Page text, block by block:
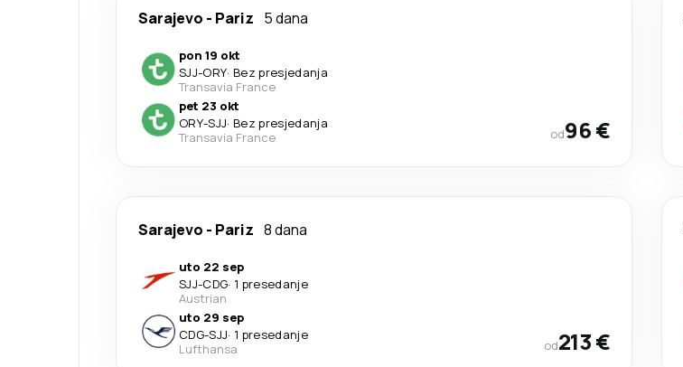
Sarajevo - Pariz 5 dana
pon 19 okt
SJJ-ORY· Bez presjedanja
Transavia France
pet 23 okt
ORY-SJJ· Bez presjedanja
Transavia France
od96 €
Sarajevo - Pariz 8 dana
uto 22 sep
SJJ-CDG· 1 presedanje
Austrian
uto 29 sep
CDG-SJJ· 1 presedanje
Lufthansa
od213 €